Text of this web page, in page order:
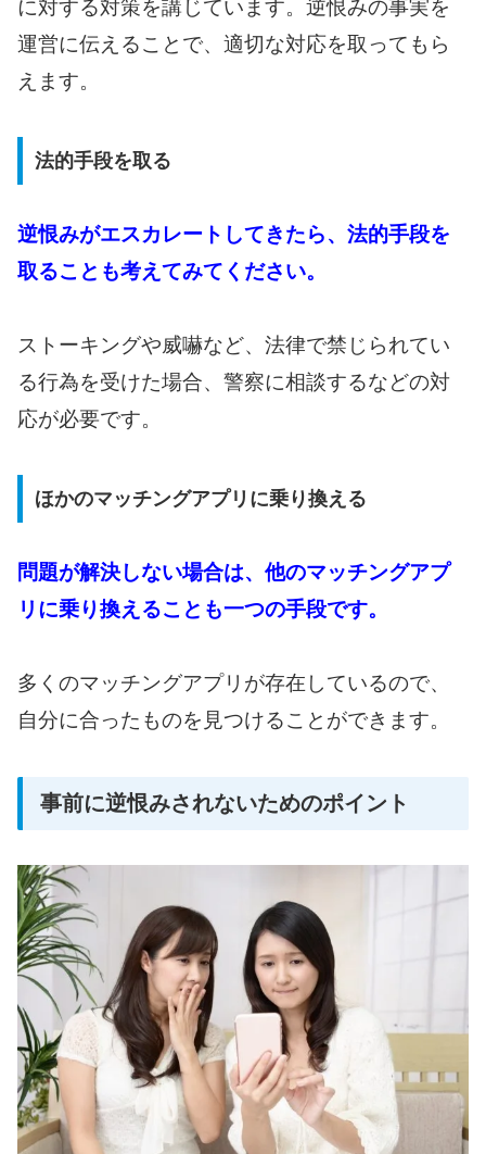
に対する対策を講じています。逆恨みの事実を
運営に伝えることで、適切な対応を取ってもら
えます。
法的手段を取る
逆恨みがエスカレートしてきたら、法的手段を
取ることも考えてみてください。
ストーキングや威嚇など、法律で禁じられてい
る行為を受けた場合、警察に相談するなどの対
応が必要です。
ほかのマッチングアプリに乗り換える
問題が解決しない場合は、他のマッチングアプ
リに乗り換えることも一つの手段です。
多くのマッチングアプリが存在しているので、
自分に合ったものを見つけることができます。
事前に逆恨みされないためのポイント